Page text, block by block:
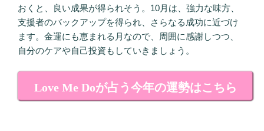
おくと、良い成果が得られそう。10月は、強力な味方、
支援者のバックアップを得られ、さらなる成功に近づけ
ます。金運にも恵まれる月なので、周囲に感謝しつつ、
自分のケアや自己投資もしていきましょう。
Love Me Doが占う今年の運勢はこちら